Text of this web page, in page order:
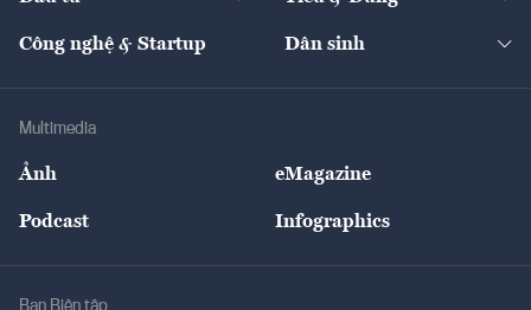
Tư vấn
Thị trường
Nông sản
Giải trí
Công nghệ & Startup Dân sinh
Multimedia
Ảnh eMagazine
Podcast Infographics
Ban Biên tập